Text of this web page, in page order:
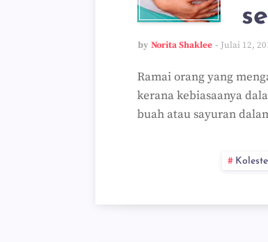
by Norita Shaklee Julai 12,
Ramai orang yang
kerana kebiasaanya
buah atau sayuran